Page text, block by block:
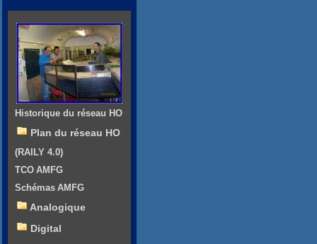
Historique du réseau HO
Plan du réseau HO
(RAILY 4.0)
TCO AMFG
Schémas AMFG
Analogique
Digital